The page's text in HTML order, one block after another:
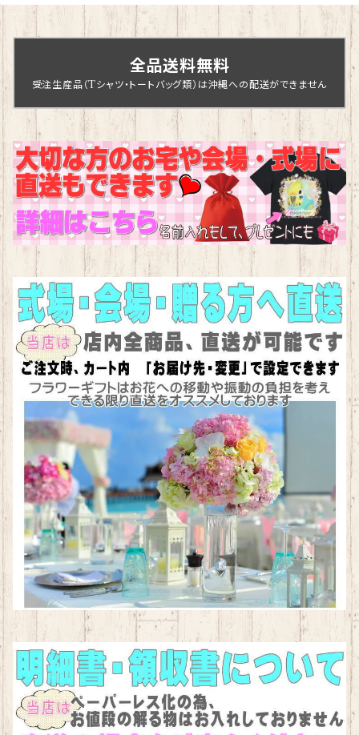
全品送料無料
受注生産品（Tシャツ・トートバッグ類）は沖縄への配送ができません